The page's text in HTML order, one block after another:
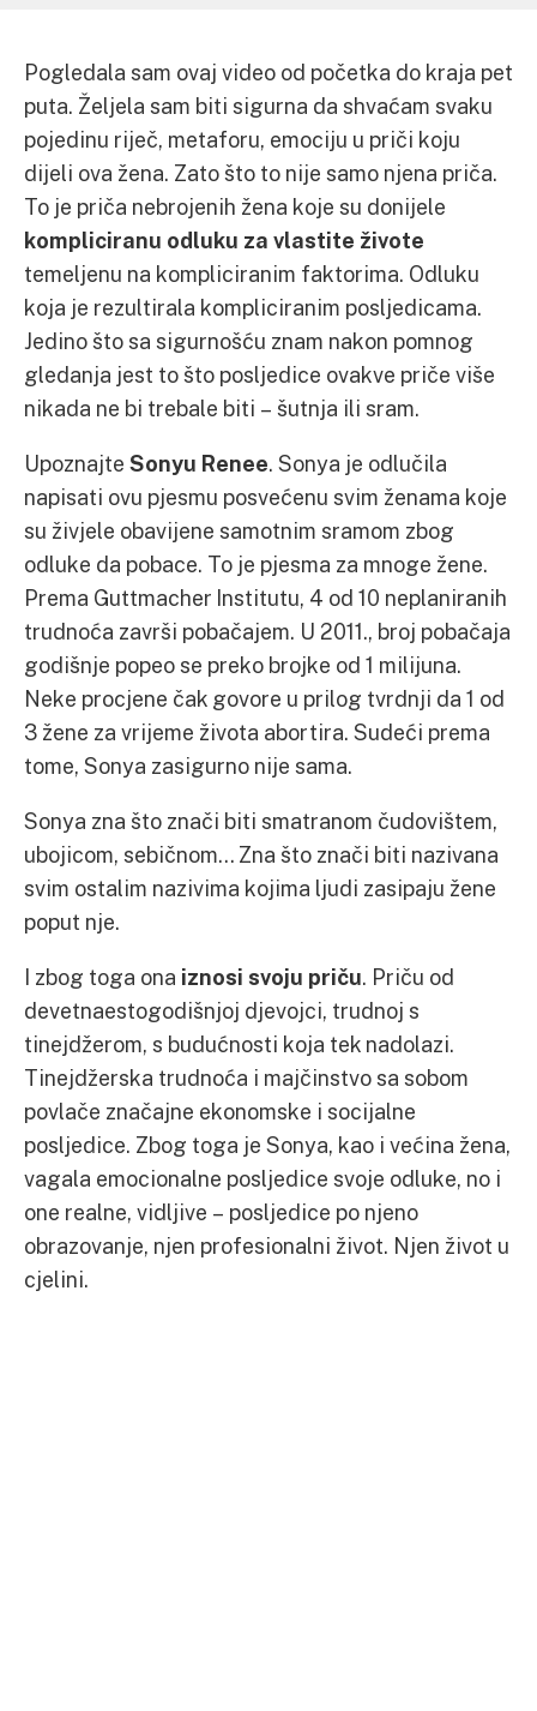
Pogledala sam ovaj video od početka do kraja pet
puta. Željela sam biti sigurna da shvaćam svaku
pojedinu riječ, metaforu, emociju u priči koju
dijeli ova žena. Zato što to nije samo njena priča.
To je priča nebrojenih žena koje su donijele
kompliciranu odluku za vlastite živote
temeljenu na kompliciranim faktorima. Odluku
koja je rezultirala kompliciranim posljedicama.
Jedino što sa sigurnošću znam nakon pomnog
gledanja jest to što posljedice ovakve priče više
nikada ne bi trebale biti – šutnja ili sram.
Upoznajte Sonyu Renee. Sonya je odlučila
napisati ovu pjesmu posvećenu svim ženama koje
su živjele obavijene samotnim sramom zbog
odluke da pobace. To je pjesma za mnoge žene.
Prema Guttmacher Institutu, 4 od 10 neplaniranih
trudnoća završi pobačajem. U 2011., broj pobačaja
godišnje popeo se preko brojke od 1 milijuna.
Neke procjene čak govore u prilog tvrdnji da 1 od
3 žene za vrijeme života abortira. Sudeći prema
tome, Sonya zasigurno nije sama.
Sonya zna što znači biti smatranom čudovištem,
ubojicom, sebičnom… Zna što znači biti nazivana
svim ostalim nazivima kojima ljudi zasipaju žene
poput nje.
I zbog toga ona iznosi svoju priču. Priču od
devetnaestogodišnjoj djevojci, trudnoj s
tinejdžerom, s budućnosti koja tek nadolazi.
Tinejdžerska trudnoća i majčinstvo sa sobom
povlače značajne ekonomske i socijalne
posljedice. Zbog toga je Sonya, kao i većina žena,
vagala emocionalne posljedice svoje odluke, no i
one realne, vidljive – posljedice po njeno
obrazovanje, njen profesionalni život. Njen život u
cjelini.